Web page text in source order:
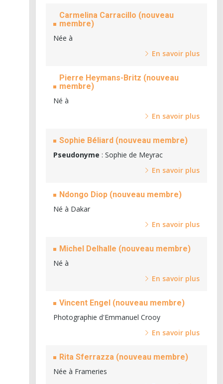
Carmelina Carracillo (nouveau
membre)
Née à
En savoir plus
Pierre Heymans-Britz (nouveau
membre)
Né à
En savoir plus
Sophie Béliard (nouveau membre)
Pseudonyme : Sophie de Meyrac
En savoir plus
Ndongo Diop (nouveau membre)
Né à Dakar
En savoir plus
Michel Delhalle (nouveau membre)
Né à
En savoir plus
Vincent Engel (nouveau membre)
Photographie d'Emmanuel Crooy
En savoir plus
Rita Sferrazza (nouveau membre)
Née à Frameries